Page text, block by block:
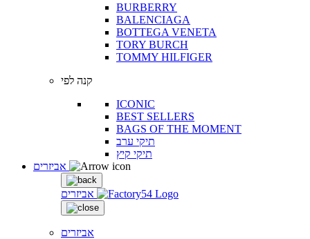
BURBERRY
BALENCIAGA
BOTTEGA VENETA
TORY BURCH
TOMMY HILFIGER
קנה לפי
ICONIC
BEST SELLERS
BAGS OF THE MOMENT
תיקי ערב
תיקי קיץ
אביזרים
אביזרים